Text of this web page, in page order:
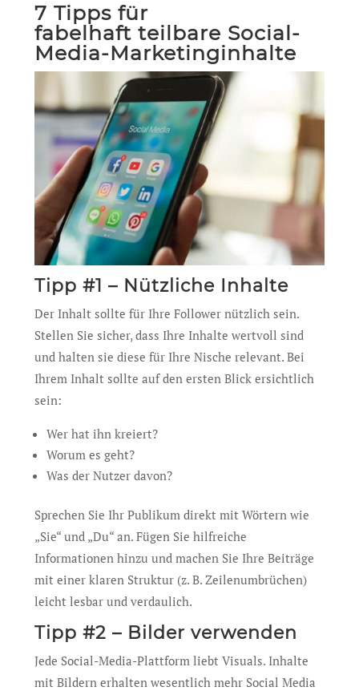
7 Tipps für
fabelhaft teilbare Social-
Media-Marketinginhalte
Tipp #1 – Nützliche Inhalte
Der Inhalt sollte für Ihre Follower nützlich sein.
Stellen Sie sicher, dass Ihre Inhalte wertvoll sind
und halten sie diese für Ihre Nische relevant. Bei
Ihrem Inhalt sollte auf den ersten Blick ersichtlich
sein:
Wer hat ihn kreiert?
Worum es geht?
Was der Nutzer davon?
Sprechen Sie Ihr Publikum direkt mit Wörtern wie
„Sie“ und „Du“ an. Fügen Sie hilfreiche
Informationen hinzu und machen Sie Ihre Beiträge
mit einer klaren Struktur (z. B. Zeilenumbrüchen)
leicht lesbar und verdaulich.
Tipp #2 – Bilder verwenden
Jede Social-Media-Plattform liebt Visuals. Inhalte
mit Bildern erhalten wesentlich mehr Social Media